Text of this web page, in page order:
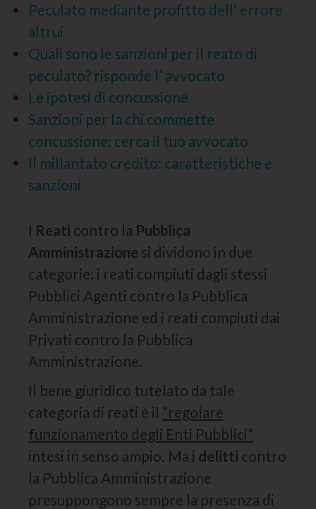
Peculato mediante profitto dell’ errore
altrui
Quali sono le sanzioni per il reato di
peculato? risponde l’ avvocato
Le ipotesi di concussione
Sanzioni per la chi commette
concussione: cerca il tuo avvocato
Il millantato credito: caratteristiche e
sanzioni
I Reati contro la Pubblica
Amministrazione si dividono in due
categorie: i reati compiuti dagli stessi
Pubblici Agenti contro la Pubblica
Amministrazione ed i reati compiuti dai
Privati contro la Pubblica
Amministrazione.
Il bene giuridico tutelato da tale
categoria di reati è il “regolare
funzionamento degli Enti Pubblici”
intesi in senso ampio. Ma i delitti contro
la Pubblica Amministrazione
presuppongono sempre la presenza di